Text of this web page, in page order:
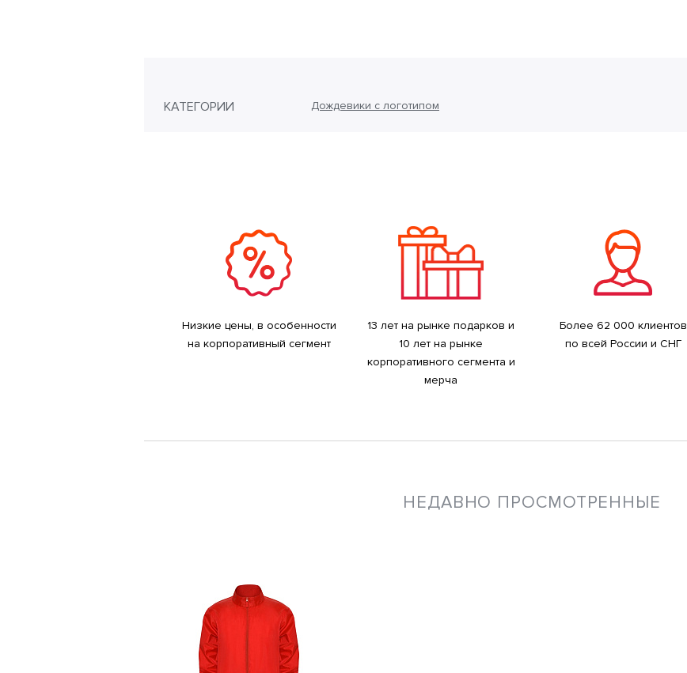
КАТЕГОРИИ Дождевики с логотипом
Низкие цены, в особенности
на корпоративный сегмент
13 лет на рынке подарков и
10 лет на рынке
корпоративного сегмента и
мерча
Более 62 000 клиентов
по всей России и СНГ
НЕДАВНО ПРОСМОТРЕННЫЕ